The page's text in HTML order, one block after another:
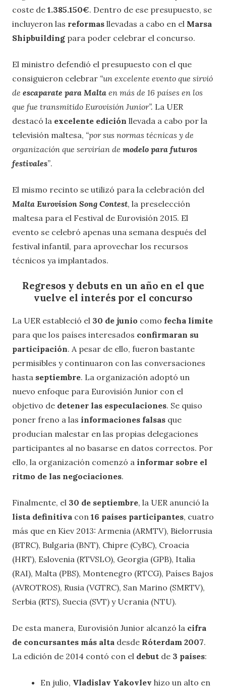
coste de 1.385.150€. Dentro de ese presupuesto, se
incluyeron las reformas llevadas a cabo en el Marsa
Shipbuilding para poder celebrar el concurso.
El ministro defendió el presupuesto con el que
consiguieron celebrar “un excelente evento que sirvió
de escaparate para Malta en más de 16 países en los
que fue transmitido Eurovisión Junior”. La UER
destacó la excelente edición llevada a cabo por la
televisión maltesa, “por sus normas técnicas y de
organización que servirían de modelo para futuros
festivales”.
El mismo recinto se utilizó para la celebración del
Malta Eurovision Song Contest, la preselección
maltesa para el Festival de Eurovisión 2015. El
evento se celebró apenas una semana después del
festival infantil, para aprovechar los recursos
técnicos ya implantados.
Regresos y debuts en un año en el que
vuelve el interés por el concurso
La UER estableció el 30 de junio como fecha límite
para que los países interesados confirmaran su
participación. A pesar de ello, fueron bastante
permisibles y continuaron con las conversaciones
hasta septiembre. La organización adoptó un
nuevo enfoque para Eurovisión Junior con el
objetivo de detener las especulaciones. Se quiso
poner freno a las informaciones falsas que
producían malestar en las propias delegaciones
participantes al no basarse en datos correctos. Por
ello, la organización comenzó a informar sobre el
ritmo de las negociaciones.
Finalmente, el 30 de septiembre, la UER anunció la
lista definitiva con 16 países participantes, cuatro
más que en Kiev 2013: Armenia (ARMTV), Bielorrusia
(BTRC), Bulgaria (BNT), Chipre (CyBC), Croacia
(HRT), Eslovenia (RTVSLO), Georgia (GPB), Italia
(RAI), Malta (PBS), Montenegro (RTCG), Países Bajos
(AVROTROS), Rusia (VGTRC), San Marino (SMRTV),
Serbia (RTS), Suecia (SVT) y Ucrania (NTU).
De esta manera, Eurovisión Junior alcanzó la cifra
de concursantes más alta desde Róterdam 2007.
La edición de 2014 contó con el debut de 3 países:
En julio, Vladislav Yakovlev hizo un alto en